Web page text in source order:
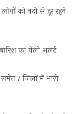
को नदी से दूर रहने
का येलो अलर्ट
7 जिलों में भारी